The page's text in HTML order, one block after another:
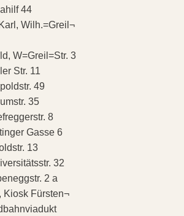
44
Wilh.=Greil¬
W=Greil=Str. 3
Str. 11
49
35
8
Gasse 6
13
32
2 a
Kiosk Fürsten¬